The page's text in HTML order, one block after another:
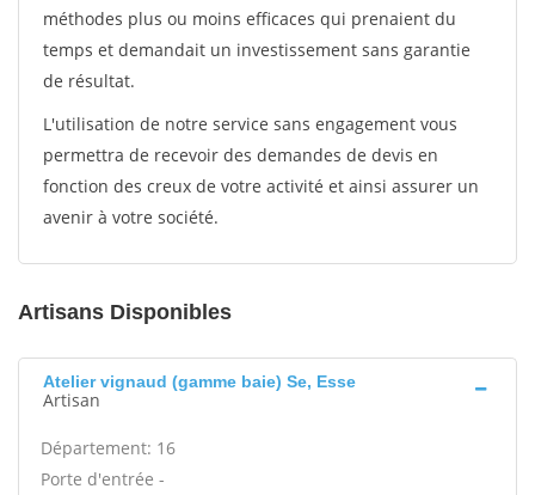
méthodes plus ou moins efficaces qui prenaient du
temps et demandait un investissement sans garantie
de résultat.
L'utilisation de notre service sans engagement vous
permettra de recevoir des demandes de devis en
fonction des creux de votre activité et ainsi assurer un
avenir à votre société.
Artisans Disponibles
Atelier vignaud (gamme baie) Se, Esse
Artisan
Département: 16
Porte d'entrée -